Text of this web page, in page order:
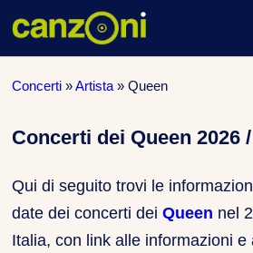
Concerti »Artista »Queen
Concerti dei Queen 2026
Qui di seguito trovi le
date dei concerti deiQueen nel
Italia, con link alle informazioni e